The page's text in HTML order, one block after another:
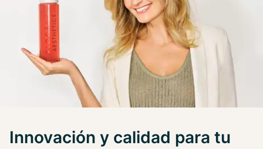
Innovación y calidad para tu